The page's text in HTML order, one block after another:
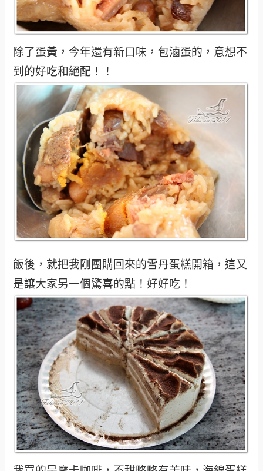
除了蛋黃，今年還有新口味，包滷蛋的，意想不
到的好吃和絕配！！
飯後，就把我剛團購回來的雪丹蛋糕開箱，這又
是讓大家另一個驚喜的點！好好吃！